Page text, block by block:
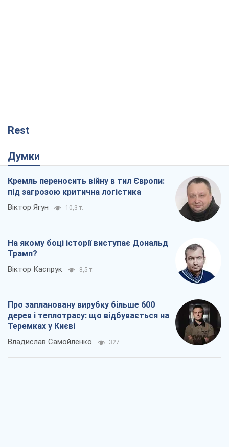
Rest
Думки
Кремль переносить війну в тил Європи:
під загрозою критична логістика
Віктор Ягун 10,3 т.
На якому боці історії виступає Дональд
Трамп?
Віктор Каспрук 8,5 т.
Про заплановану вирубку більше 600
дерев і теплотрасу: що відбувається на
Теремках у Києві
Владислав Самойленко 327